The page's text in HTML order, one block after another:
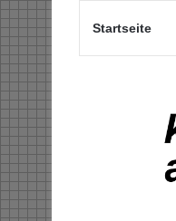
Startseite